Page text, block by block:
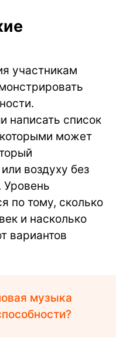
участникам
написать список
может
воздуху без
Уровень
по тому, сколько
и насколько
вариантов
музыка